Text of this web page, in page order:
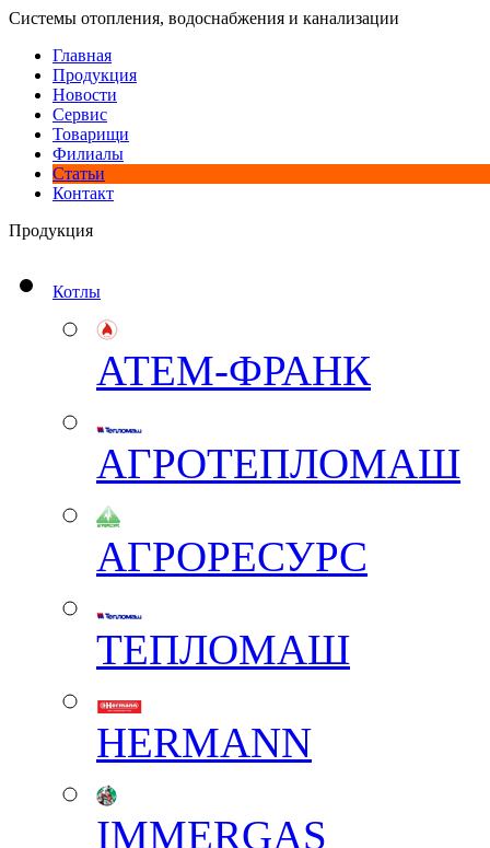
Системы отопления, водоснабжения и канализации
Главная
Продукция
Новости
Сервис
Товарищи
Филиалы
Статьи
Контакт
Продукция
Котлы
АТЕМ-ФРАНК
АГРОТЕПЛОМАШ
АГРОРЕСУРС
ТЕПЛОМАШ
HERMANN
IMMERGAS